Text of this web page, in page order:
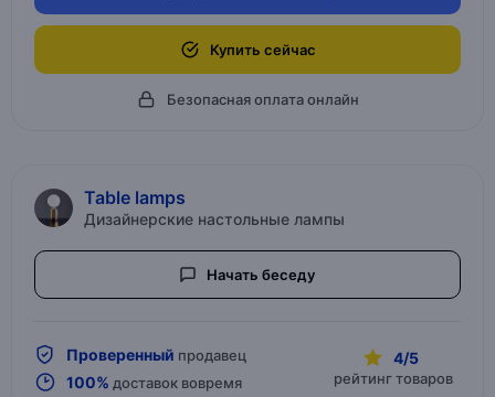
Купить сейчас
Безопасная оплата онлайн
Table lamps
Дизайнерские настольные лампы
Начать беседу
Проверенный продавец
100% доставок вовремя
4/5
рейтинг товаров